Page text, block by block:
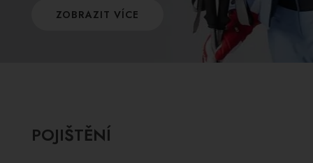
ZOBRAZIT VÍCE
POJIŠTĚNÍ